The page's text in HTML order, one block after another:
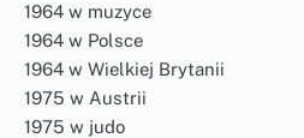
1964 w muzyce
1964 w Polsce
1964 w Wielkiej Brytanii
1975 w Austrii
1975 w judo